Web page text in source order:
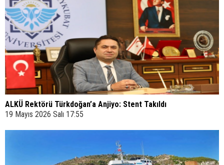
ALKÜ Rektörü Türkdoğan’a Anjiyo: Stent Takıldı
19 Mayıs 2026 Salı 17:55